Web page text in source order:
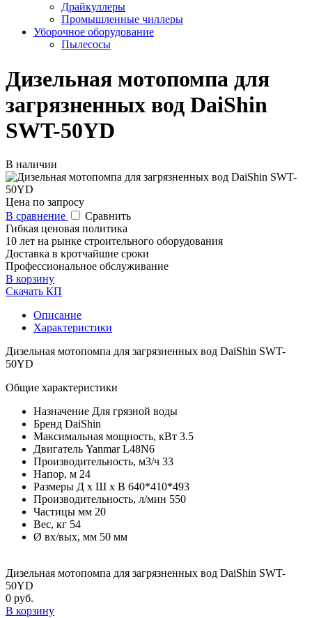
Драйкуллеры
Промышленные чиллеры
Уборочное оборудование
Пылесосы
Дизельная мотопомпа для
загрязненных вод DaiShin
SWT-50YD
В наличии
Цена по запросу
В сравнение
Сравнить
Гибкая ценовая политика
10 лет на рынке строительного оборудования
Доставка в кротчайшие сроки
Профессиональное обслуживание
В корзину
Скачать КП
Описание
Характеристики
Дизельная мотопомпа для загрязненных вод DaiShin SWT-
50YD
Общие характеристики
Назначение Для грязной воды
Бренд DaiShin
Максимальная мощность, кВт 3.5
Двигатель Yanmar L48N6
Производительность, м3/ч 33
Напор, м 24
Размеры Д х Ш х В 640*410*493
Производительность, л/мин 550
Частицы мм 20
Вес, кг 54
Ø вх/вых, мм 50 мм
Дизельная мотопомпа для загрязненных вод DaiShin SWT-
50YD
0 руб.
В корзину